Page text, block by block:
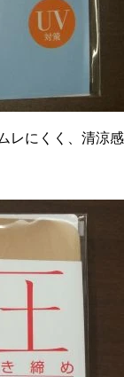
レにくく、清涼感